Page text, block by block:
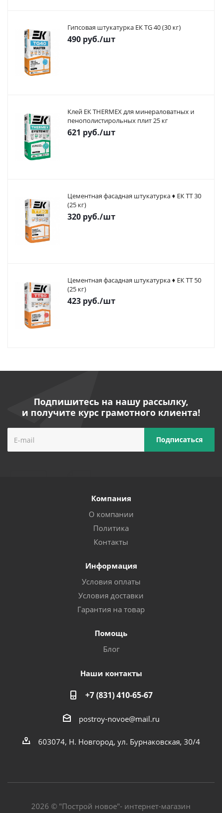
Гипсовая штукатурка ЕК TG 40 (30 кг)
490 руб./шт
Клей ЕК THERMEX для минераловатных и
пенополистирольных плит 25 кг
621 руб./шт
Цементная фасадная штукатурка ♦ ЕК ТТ 30
(25 кг)
320 руб./шт
Цементная фасадная штукатурка ♦ ЕК ТТ 50
(25 кг)
423 руб./шт
Подпишитесь на нашу рассылку,
и получите курс грамотного клиента!
Компания
О компании
Политика
Контакты
Информация
Условия оплаты
Условия доставки
Гарантия на товар
Помощь
Блог
Наши контакты
+7 (831) 410-65-67
postroy-novoe@mail.ru
603074, Н. Новгород, ул. Бурнаковская, 30/4
2026 © "Построй новое"- интернет-магазин